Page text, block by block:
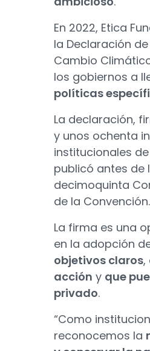
En 2022, Etica
la Declaración
Cambio
los gobiernos a
políticas
La declaración,
y unos ochenta
institucionales
publicó antes de
decimoquinta
de la Convención.
La firma es una
en la adopción
objetivos claros,
acción y que
privado.
“Como
reconocemos la